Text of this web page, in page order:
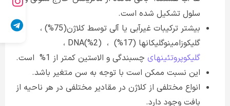
سلول تشکیل شده است.
بیشتر ترکیبات غیرآبی یا آلی توسط کلاژن(75%) ،
گلیکوزامینوگلیکانها (17%) ، (2%)DNA ،
گلیکوپروتئینهای چسبندگی و الاستین کمتر از 1% است.
این نسبت ممکن است با توجه به سن متغیر باشد.
انواع مختلفی از کلاژن در مقادیر مختلفی در هر ناحیه از
بافت وجود دارد.